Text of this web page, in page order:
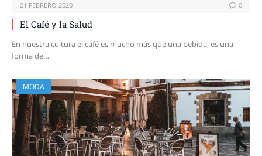
21 FEBRERO 2020 0
El Café y la Salud
En nuestra cultura el café es mucho más que una bebida, es una
forma de…
MODA